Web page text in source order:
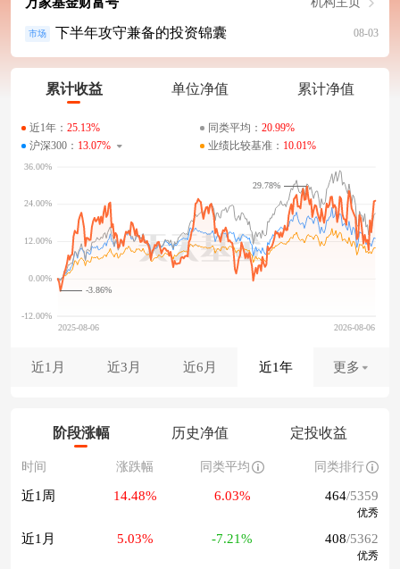
市场 下半年攻守兼备的投资锦囊 08-03
累计收益 单位净值 累计净值
近1年： 25.13% 同类平均： 20.99%
沪深300： 13.07% 业绩比较基准： 10.01%
-3.86%
29.78%
近1月 近3月 近6月 近1年 更多
阶段涨幅 历史净值 定投收益
时间 涨跌幅 同类平均 同类排行
近1周 14.48% 6.03% 464/5359
优秀
近1月 5.03% -7.21% 408/5362
优秀